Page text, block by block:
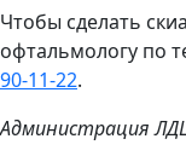
Чтобы сделать
офтальмологу по
90-11-22.
Администрация